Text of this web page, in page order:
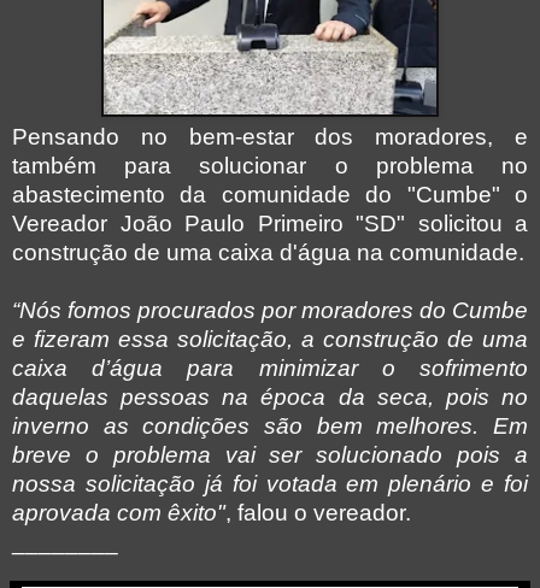
Pensando no bem-estar dos moradores, e
também para solucionar o problema no
abastecimento da comunidade do "Cumbe" o
Vereador João Paulo Primeiro "SD" solicitou a
construção de uma caixa d'água na comunidade.
“Nós fomos procurados por moradores do Cumbe
e fizeram essa solicitação, a construção de uma
caixa d’água para minimizar o sofrimento
daquelas pessoas na época da seca, pois no
inverno as condições são bem melhores. Em
breve o problema vai ser solucionado pois a
nossa solicitação já foi votada em plenário e foi
aprovada com êxito", falou o vereador.